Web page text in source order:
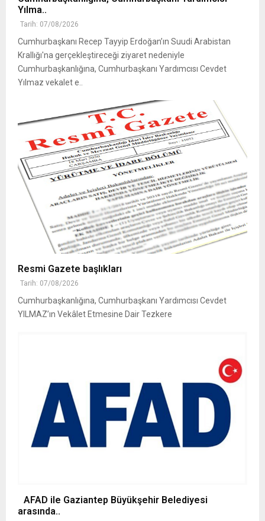
Yılma..
Tarih: 07/08/2026
Cumhurbaşkanı Recep Tayyip Erdoğan’ın Suudi Arabistan
Krallığı'na gerçekleştireceği ziyaret nedeniyle
Cumhurbaşkanlığına, Cumhurbaşkanı Yardımcısı Cevdet
Yılmaz vekalet e..
Resmi Gazete başlıkları
Tarih: 07/08/2026
Cumhurbaşkanlığına, Cumhurbaşkanı Yardımcısı Cevdet
YILMAZ’ın Vekâlet Etmesine Dair Tezkere
AFAD ile Gaziantep Büyükşehir Belediyesi
arasında..